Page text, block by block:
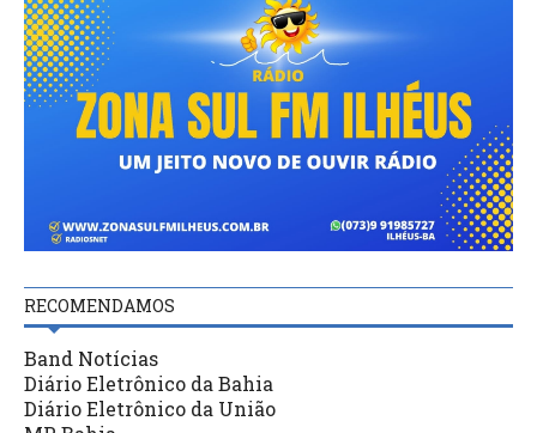
RECOMENDAMOS
Band Notícias
Diário Eletrônico da Bahia
Diário Eletrônico da União